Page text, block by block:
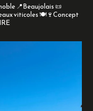
📍Beaujolais📜
viticoles🍽️🍷Concept